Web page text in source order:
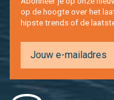
op de hoog­te over het
hip­s­te trends of de